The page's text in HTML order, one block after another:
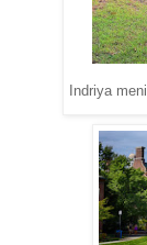
Indriya